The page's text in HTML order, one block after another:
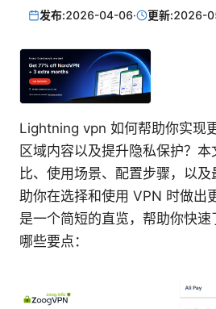
发布:2026-04-06· 更新:2026-
Lightning vpn 如何帮助你实现
区域内容以及提升隐私保护？
比、使用场景、配置步骤，以
助你在选择和使用 VPN 时做出
是一个简短的直览，帮助你快
哪些要点：